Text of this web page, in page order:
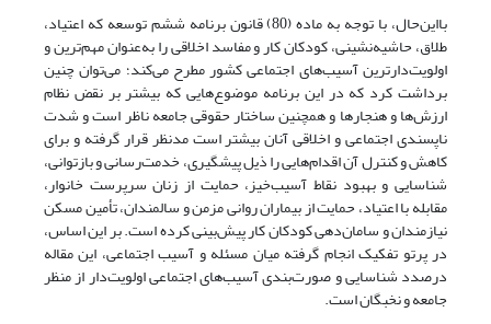
با‌این‌حال، با توجه به ماده (80) قانون برنامه ششم توسعه که اعتیاد،
طلاق، حاشیه‌نشینی، کودکان کار و مفاسد اخلاقی را به‌عنوان مهم‌ترین و
اولویت‌دارترین آسیب‌های اجتماعی کشور مطرح می‌‌کند؛ می‌توان چنین
برداشت کرد که در این برنامه موضوع‌هایی که بیشتر بر نقض نظام
ارزش‌ها و هنجارها و همچنین ساختار حقوقی جامعه ناظر است و شدت
ناپسندی اجتماعی و اخلاقی آنان بیشتر است مد‌نظر قرار گرفته و برای
کاهش و کنترل آن اقدام‌هایی را ذیل پیشگیری، خدمت‌رسانی و بازتوانی،
شناسایی و بهبود نقاط آسیب‌خیز، حمایت از زنان سرپرست خانوار،
مقابله با اعتیاد، حمایت از بیماران روانی مزمن و سالمندان، تأمین مسکن
نیازمندان و سامان‌دهی کودکان کار پیش‌بینی کرده است. بر این اساس،
در پرتو تفکیک انجام گرفته میان مسئله و آسیب اجتماعی، این مقاله
درصدد شناسایی و صورت‌‌بندی آسیب‌های اجتماعی اولویت‌‌دار از منظر
جامعه و نخبگان است.